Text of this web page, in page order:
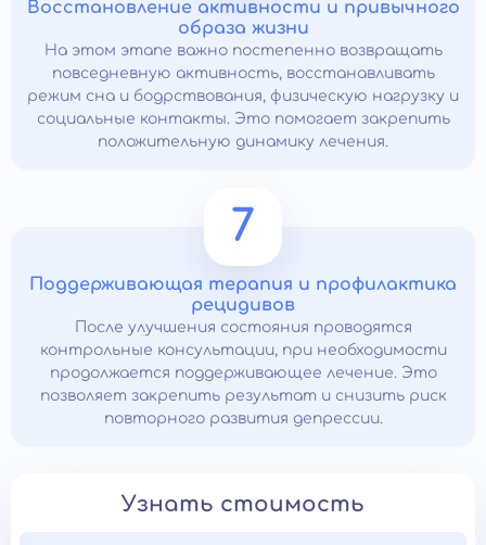
Восстановление активности и привычного
образа жизни
На этом этапе важно постепенно возвращать
повседневную активность, восстанавливать
режим сна и бодрствования, физическую нагрузку и
социальные контакты. Это помогает закрепить
положительную динамику лечения.
7
Поддерживающая терапия и профилактика
рецидивов
После улучшения состояния проводятся
контрольные консультации, при необходимости
продолжается поддерживающее лечение. Это
позволяет закрепить результат и снизить риск
повторного развития депрессии.
Узнать стоимость